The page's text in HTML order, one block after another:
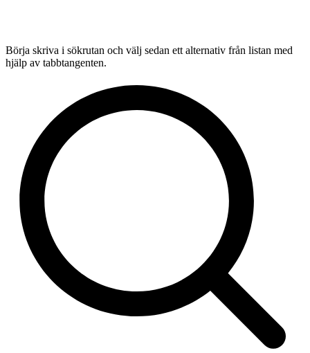
Börja skriva i sökrutan och välj sedan ett alternativ från listan med
hjälp av tabbtangenten.